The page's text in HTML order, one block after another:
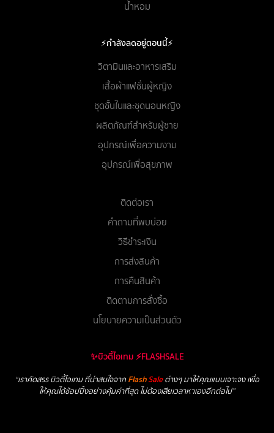
น้ำหอม
⚡กำลังลดอยู่ตอนนี้⚡
วิตามินและอาหารเสริม
เสื้อผ้าแฟชั่นผู้หญิง
ชุดชั้นในและชุดนอนหญิง
ผลิตภัณฑ์สำหรับผู้ชาย
อุปกรณ์เพื่อความงาม
อุปกรณ์เพื่อสุขภาพ
ติดต่อเรา
คำถามที่พบบ่อย
วิธีชำระเงิน
การส่งสินค้า
การคืนสินค้า
ติดตามการสั่งซื้อ
นโยบายความเป็นส่วนตัว
✨บิวตี้ไอเทม ⚡FLASHSALE
“เราคัดสรร บิวตี้ไอเทม ที่น่าสนใจจาก FlashSaleต่างๆ มาให้คุณแบบเจาะจง เพื่อ
ให้คุณได้ช้อปปิ้งอย่างคุ้มค่าที่สุด ไม่ต้องเสียเวลาหาเองอีกต่อไป”